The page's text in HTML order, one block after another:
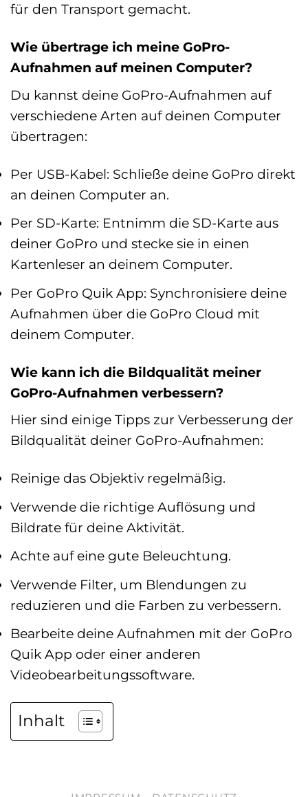
für den Transport gemacht.
Wie übertrage ich meine GoPro-
Aufnahmen auf meinen Computer?
Du kannst deine GoPro-Aufnahmen auf
verschiedene Arten auf deinen Computer
übertragen:
Per USB-Kabel: Schließe deine GoPro direkt
an deinen Computer an.
Per SD-Karte: Entnimm die SD-Karte aus
deiner GoPro und stecke sie in einen
Kartenleser an deinem Computer.
Per GoPro Quik App: Synchronisiere deine
Aufnahmen über die GoPro Cloud mit
deinem Computer.
Wie kann ich die Bildqualität meiner
GoPro-Aufnahmen verbessern?
Hier sind einige Tipps zur Verbesserung der
Bildqualität deiner GoPro-Aufnahmen:
Reinige das Objektiv regelmäßig.
Verwende die richtige Auflösung und
Bildrate für deine Aktivität.
Achte auf eine gute Beleuchtung.
Verwende Filter, um Blendungen zu
reduzieren und die Farben zu verbessern.
Bearbeite deine Aufnahmen mit der GoPro
Quik App oder einer anderen
Videobearbeitungssoftware.
Inhalt